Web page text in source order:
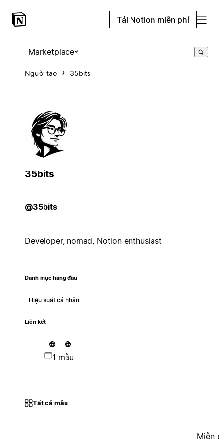
Tải Notion miễn phí
Marketplace
Người tạo 35bits
35bits
@35bits
Developer, nomad, Notion enthusiast
Danh mục hàng đầu
Hiệu suất cá nhân
Liên kết
1 mẫu
Tất cả mẫu
Miễn